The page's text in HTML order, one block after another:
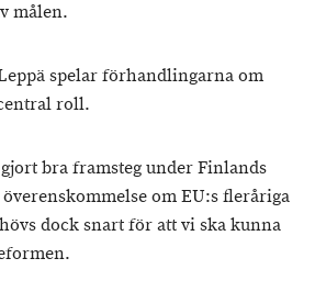
målen.
spelar förhandlingarna om
roll.
bra framsteg under Finlands
om EU:s fleråriga
dock snart för att vi ska kunna